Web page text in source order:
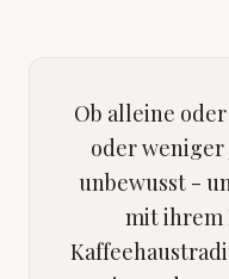
Ob alleine
oder weniger
unbewusst -
mit ihrem